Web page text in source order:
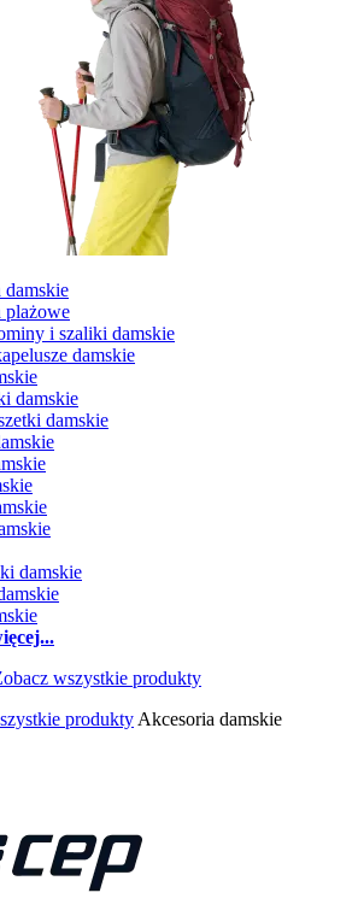
damskie
plażowe
i szaliki damskie
damskie
damskie
damskie
damskie
produkty Akcesoria damskie